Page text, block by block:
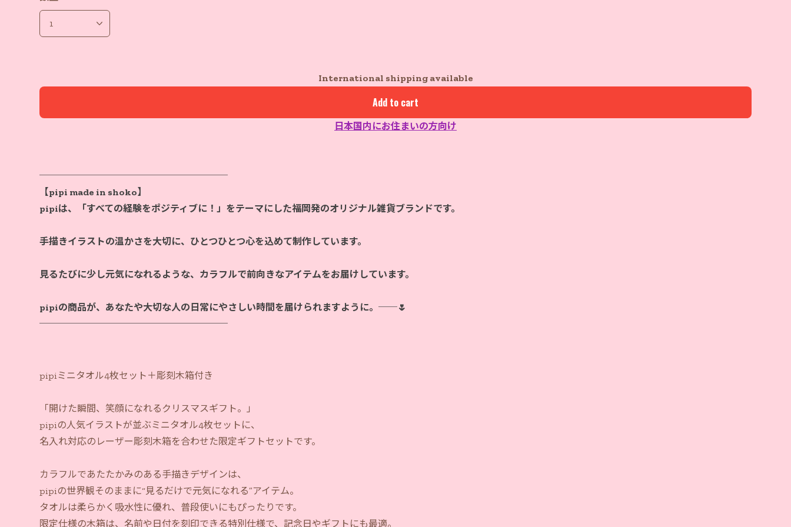
International shipping available
Add to cart
日本国内にお住まいの方向け
────────────────────
【pipi made in shoko】
pipiは、「すべての経験をポジティブに！」をテーマにした福岡発のオリジナル雑貨ブランドです。
手描きイラストの温かさを大切に、ひとつひとつ心を込めて制作しています。
見るたびに少し元気になれるような、カラフルで前向きなアイテムをお届けしています。
pipiの商品が、あなたや大切な人の日常にやさしい時間を届けられますように。──🌷
pipiミニタオル4枚セット＋彫刻木箱付き
「開けた瞬間、笑顔になれるクリスマスギフト。」
pipiの人気イラストが並ぶミニタオル4枚セットに、
名入れ対応のレーザー彫刻木箱を合わせた限定ギフトセットです。
カラフルであたたかみのある手描きデザインは、
pipiの世界観そのままに“見るだけで元気になれる”アイテム。
タオルは柔らかく吸水性に優れ、普段使いにもぴったりです。
限定仕様の木箱は、名前や日付を刻印できる特別仕様で、記念日やギフトにも最適。